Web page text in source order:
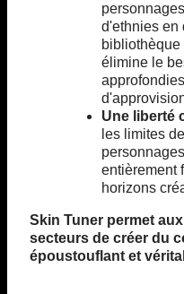
d'ethnies en
bibliothèque
élimine le
Une liberté
les limites
entièrement
horizons
Skin Tuner permet
secteurs de créer du
époustouflant et